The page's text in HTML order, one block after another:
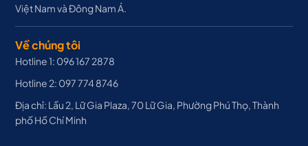
Việt Nam và Đông Nam Á.
Về chúng tôi
Hotline 1: 096 167 2878
Hotline 2: 097 774 8746
Địa chỉ: Lầu 2, Lữ Gia Plaza, 70 Lữ Gia, Phường Phú Thọ, Thành
phố Hồ Chí Minh